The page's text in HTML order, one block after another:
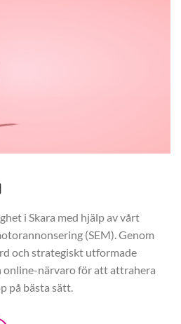
i Skara med hjälp av vårt
(SEM). Genom
och strategiskt utformade
online-närvaro för att attrahera
på bästa sätt.